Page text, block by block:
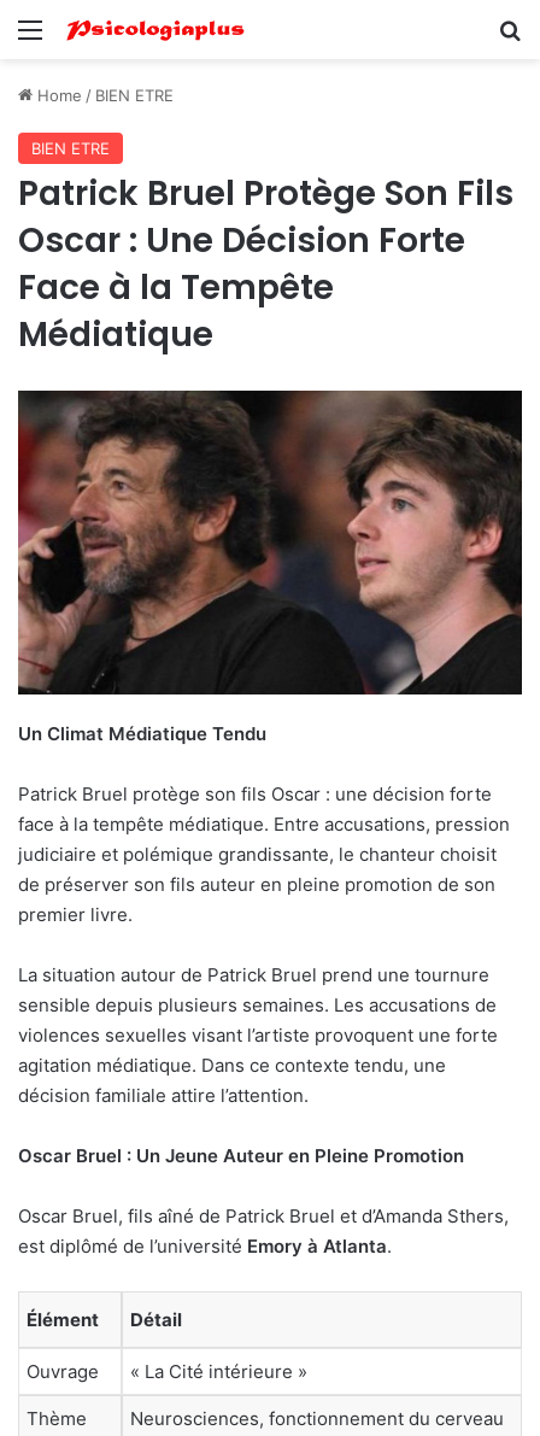
Menu
Home / BIEN ETRE
BIEN ETRE
Patrick Bruel Protège Son Fils
Oscar : Une Décision Forte
Face à la Tempête
Médiatique
Un Climat Médiatique Tendu
Patrick Bruel protège son fils Oscar : une décision forte
face à la tempête médiatique. Entre accusations, pression
judiciaire et polémique grandissante, le chanteur choisit
de préserver son fils auteur en pleine promotion de son
premier livre.
La situation autour de Patrick Bruel prend une tournure
sensible depuis plusieurs semaines. Les accusations de
violences sexuelles visant l’artiste provoquent une forte
agitation médiatique. Dans ce contexte tendu, une
décision familiale attire l’attention.
Oscar Bruel : Un Jeune Auteur en Pleine Promotion
Oscar Bruel, fils aîné de Patrick Bruel et d’Amanda Sthers,
est diplômé de l’université Emory à Atlanta.
Élément Détail
Ouvrage « La Cité intérieure »
Thème Neurosciences, fonctionnement du cerveau